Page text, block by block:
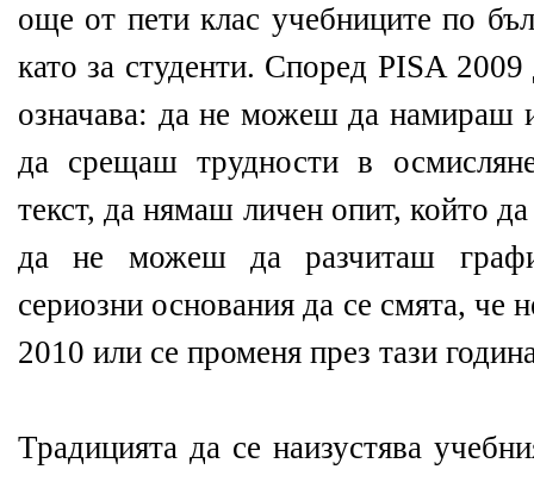
още от пети клас учебниците по
като за студенти. Според PISA
означава: да не можеш да намираш
да срещаш трудности в
текст, да нямаш личен опит, който
да не можеш да разчиташ
сериозни основания да се смята, че
2010 или се променя през тази
Традицията да се наизустява